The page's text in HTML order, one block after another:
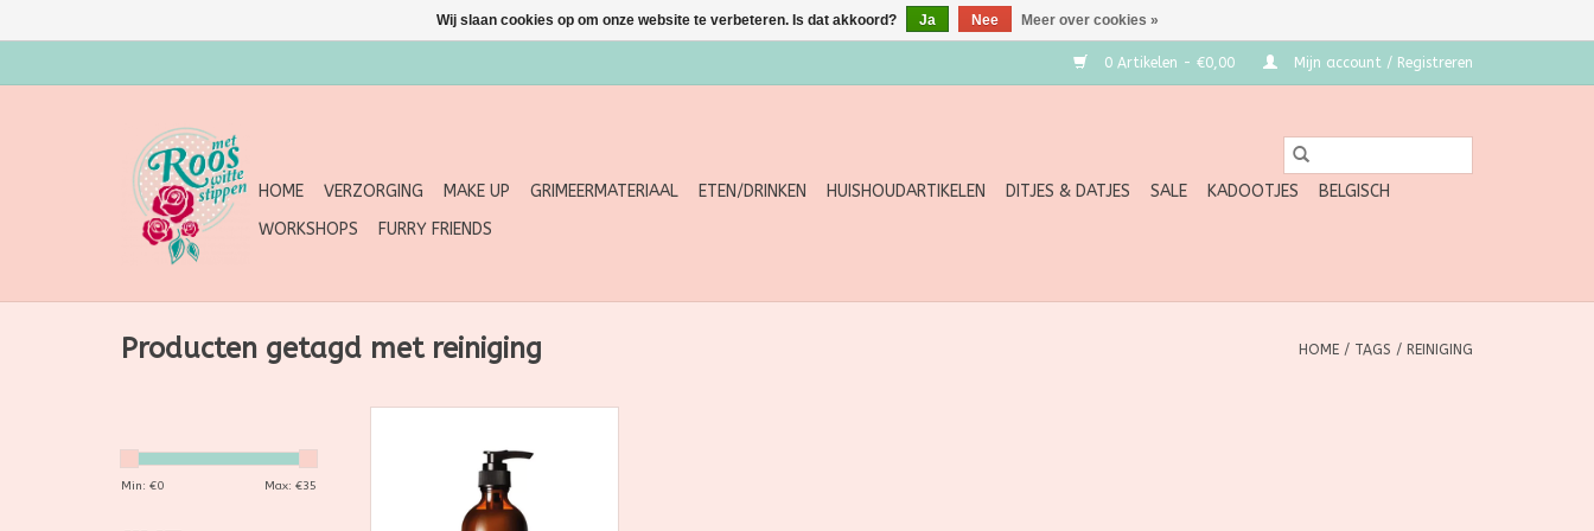
0 Artikelen - €0,00 Mijn account / Registreren
HOME VERZORGING MAKE UP GRIMEERMATERIAAL ETEN/DRINKEN HUISHOUDARTIKELEN DITJES & DATJES SALE KADOOTJES
BELGISCH
WORKSHOPS
FURRY FRIENDS
Producten getagd met reiniging HOME / TAGS / REINIGING
Min: €0 Max: €35 TOEVOEGEN AAN WINKELWAGEN
Wij slaan cookies op om onze website te verbeteren. Is dat akkoord? Ja Nee Meer over cookies »